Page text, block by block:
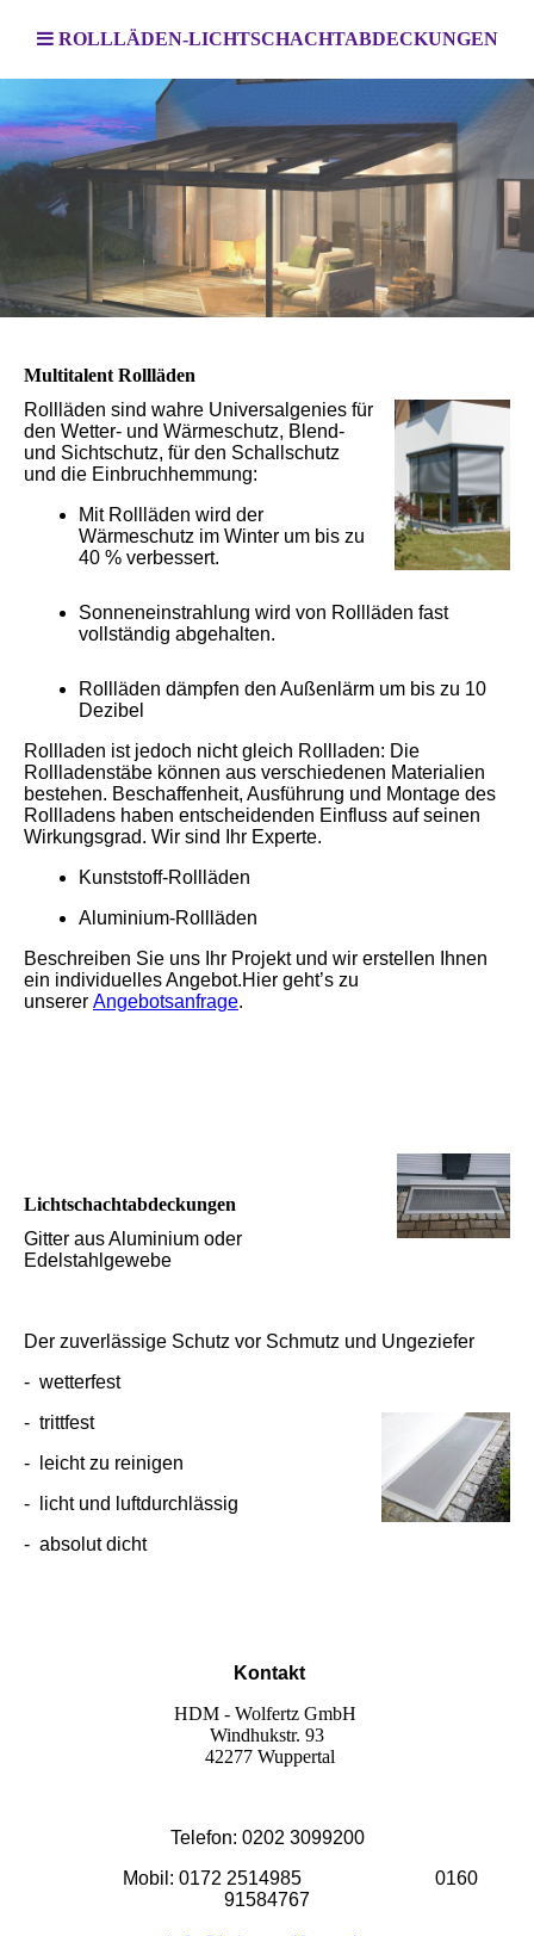
ROLLLÄDEN-LICHTSCHACHTABDECKUNGEN
Multitalent Rollläden
Rollläden sind wahre Universalgenies für
den Wetter- und Wärmeschutz, Blend-
und Sichtschutz, für den Schallschutz
und die Einbruchhemmung:
Mit Rollläden wird der
Wärmeschutz im Winter um bis zu
40 % verbessert.
Sonneneinstrahlung wird von Rollläden fast
vollständig abgehalten.
Rollläden dämpfen den Außenlärm um bis zu 10
Dezibel
Rollladen ist jedoch nicht gleich Rollladen: Die
Rollladenstäbe können aus verschiedenen Materialien
bestehen. Beschaffenheit, Ausführung und Montage des
Rollladens haben entscheidenden Einfluss auf seinen
Wirkungsgrad. Wir sind Ihr Experte.
Kunststoff-Rollläden
Aluminium-Rollläden
Beschreiben Sie uns Ihr Projekt und wir erstellen Ihnen
ein individuelles Angebot.Hier geht’s zu
unserer Angebotsanfrage.
Lichtschachtabdeckungen
Gitter aus Aluminium oder
Edelstahlgewebe
Der zuverlässige Schutz vor Schmutz und Ungeziefer
- wetterfest
- trittfest
- leicht zu reinigen
- licht und luftdurchlässig
- absolut dicht
Kontakt
HDM - Wolfertz GmbH
Windhukstr. 93
42277 Wuppertal
Telefon: 0202 3099200
Mobil: 0172 2514985 0160
91584767